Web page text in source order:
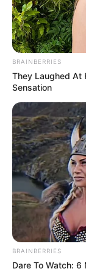
BRAINBERRIES
They Laughed At
Sensation
BRAINBERRIES
Dare To Watch: 6